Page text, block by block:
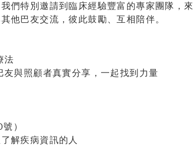
們特別邀請到臨床經驗豐富的專家團隊，來
他巴友交流，彼此鼓勵、互相陪伴。
法
與照顧者真實分享，一起找到力量
）
解疾病資訊的人